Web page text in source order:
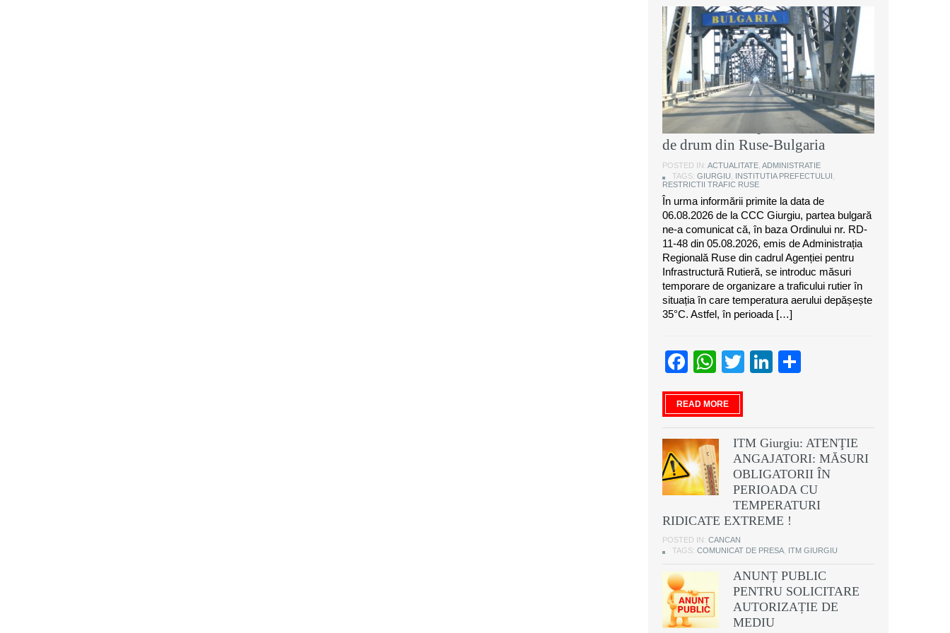
Instituția Prefectului: Măsuri
temporare de organizare a
traficului rutier pe anumite sectoare
de drum din Ruse-Bulgaria
POSTED IN: ACTUALITATE ADMINISTRATIE
TAGS: GIURGIU INSTITUTIA PREFECTULUI
RESTRICTII TRAFIC RUSE
În urma informării primite la data de
06.08.2026 de la CCC Giurgiu, partea bulgară
ne-a comunicat că, în baza Ordinului nr. RD-
11-48 din 05.08.2026, emis de Administrația
Regională Ruse din cadrul Agenției pentru
Infrastructură Rutieră, se introduc măsuri
temporare de organizare a traficului rutier în
situația în care temperatura aerului depășește
35°C. Astfel, în perioada […]
Facebook
WhatsApp
TwitterLinkedIn
READ MORE
ITM Giurgiu: ATENŢIE
ANGAJATORI: MĂSURI
OBLIGATORII ÎN
PERIOADA CU
TEMPERATURI
RIDICATE EXTREME !
POSTED IN: CANCAN
TAGS: COMUNICAT DE PRESA ITM GIURGIU
ANUNȚ PUBLIC
PENTRU SOLICITARE
AUTORIZAȚIE DE
MEDIU